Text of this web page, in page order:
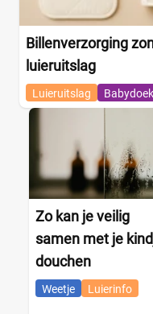
Billenverzorging
luieruitslag
Luieruitslag
Zo kan je veilig
samen met je
douchen
Weetje Luierinfo